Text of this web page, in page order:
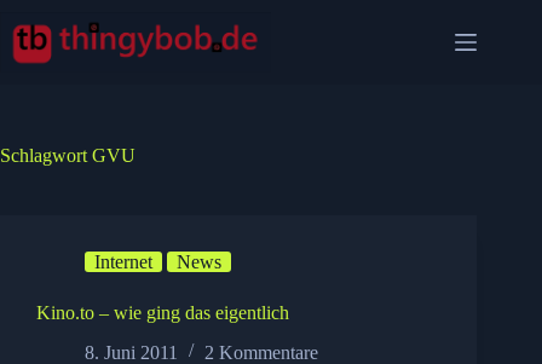
Inhalt
springen
Schlagwort GVU
Internet News
Kino.to – wie ging das eigentlich
8. Juni 2011
2 Kommentare